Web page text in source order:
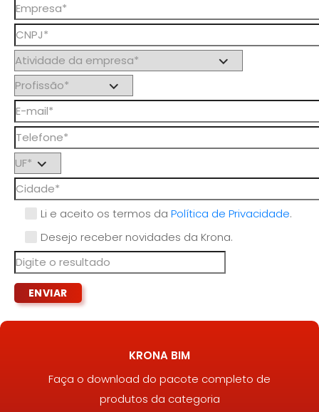
Li e aceito os termos da Política de Privacidade.
Desejo receber novidades da Krona.
KRONA BIM
Faça o download do pacote completo de
produtos da categoria